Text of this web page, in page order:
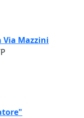
Via Mazzini